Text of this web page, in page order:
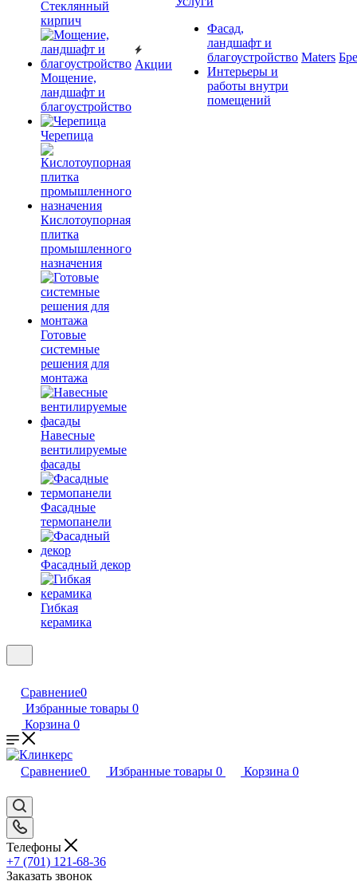
Cтеклянный
кирпич
Мощение,
ландшафт и
благоустройство
Черепица
Кислотоупорная
плитка
промышленного
назначения
Готовые
системные
решения для
монтажа
Навесные
вентилируемые
фасады
Фасадные
термопанели
Фасадный декор
Гибкая
керамика
Акции
Фасад,
ландшафт и
благоустройство
Интерьеры и
работы внутри
помещений
Maters
Сравнение0
Избранные товары 0
Корзина 0
Сравнение0 Избранные товары 0 Корзина 0
Телефоны
+7 (701) 121-68-36
Заказать звонок